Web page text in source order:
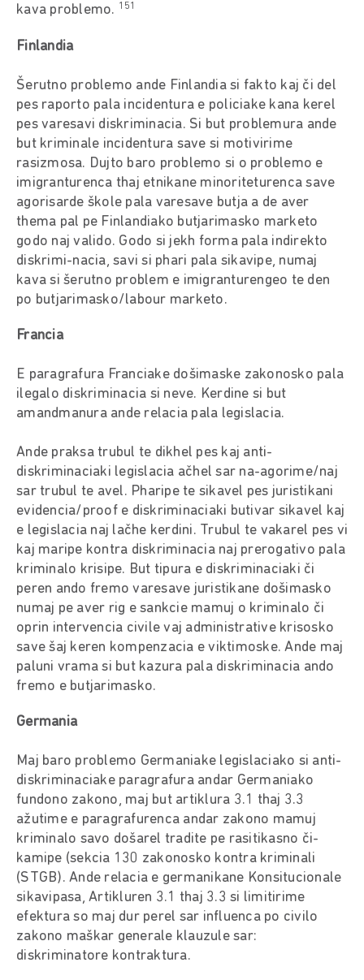
kava problemo. 151
Finlandia
Šerutno problemo ande Finlandia si fakto kaj či del
pes raporto pala incidentura e policiake kana kerel
pes varesavi diskriminacia. Si but problemura ande
but kriminale incidentura save si motivirime
rasizmosa. Dujto baro problemo si o problemo e
imigranturenca thaj etnikane minoriteturenca save
agorisarde škole pala varesave butja a de aver
thema pal pe Finlandiako butjarimasko marketo
godo naj valido. Godo si jekh forma pala indirekto
diskrimi-nacia, savi si phari pala sikavipe, numaj
kava si šerutno problem e imigranturengeo te den
po butjarimasko/labour marketo.
Francia
E paragrafura Franciake došimaske zakonosko pala
ilegalo diskriminacia si neve. Kerdine si but
amandmanura ande relacia pala legislacia.
Ande praksa trubul te dikhel pes kaj anti-
diskriminaciaki legislacia ačhel sar na-agorime/naj
sar trubul te avel. Pharipe te sikavel pes juristikani
evidencia/proof e diskriminaciaki butivar sikavel kaj
e legislacia naj lačhe kerdini. Trubul te vakarel pes vi
kaj maripe kontra diskriminacia naj prerogativo pala
kriminalo krisipe. But tipura e diskriminaciaki či
peren ando fremo varesave juristikane došimasko
numaj pe aver rig e sankcie mamuj o kriminalo či
oprin intervencia civile vaj administrative krisosko
save šaj keren kompenzacia e viktimoske. Ande maj
paluni vrama si but kazura pala diskriminacia ando
fremo e butjarimasko.
Germania
Maj baro problemo Germaniake legislaciako si anti-
diskriminaciake paragrafura andar Germaniako
fundono zakono, maj but artiklura 3.1 thaj 3.3
ažutime e paragrafurenca andar zakono mamuj
kriminalo savo došarel tradite pe rasitikasno či-
kamipe (sekcia 130 zakonosko kontra kriminali
(STGB). Ande relacia e germanikane Konsitucionale
sikavipasa, Artikluren 3.1 thaj 3.3 si limitirime
efektura so maj dur perel sar influenca po civilo
zakono maškar generale klauzule sar:
diskriminatore kontraktura.